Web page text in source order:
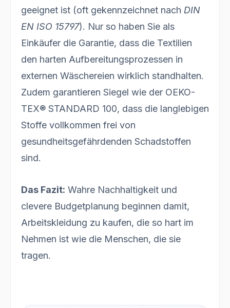
geeignet ist (oft gekennzeichnet nach DIN
EN ISO 15797). Nur so haben Sie als
Einkäufer die Garantie, dass die Textilien
den harten Aufbereitungsprozessen in
externen Wäschereien wirklich standhalten.
Zudem garantieren Siegel wie der OEKO-
TEX® STANDARD 100, dass die langlebigen
Stoffe vollkommen frei von
gesundheitsgefährdenden Schadstoffen
sind.
Das Fazit: Wahre Nachhaltigkeit und
clevere Budgetplanung beginnen damit,
Arbeitskleidung zu kaufen, die so hart im
Nehmen ist wie die Menschen, die sie
tragen.